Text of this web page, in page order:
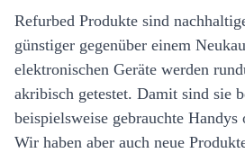
Refurbed Produkte sind
günstiger gegenüber einem
elektronischen Geräte werden
akribisch getestet. Damit sind sie
beispielsweise gebrauchte Handys
Wir haben aber auch neue